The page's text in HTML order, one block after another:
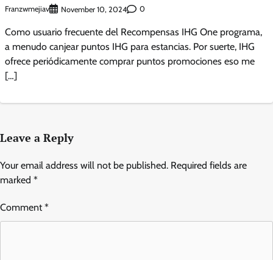
Franzwmejiav November 10, 2024 0
Como usuario frecuente del Recompensas IHG One programa,
a menudo canjear puntos IHG para estancias. Por suerte, IHG
ofrece periódicamente comprar puntos promociones eso me
[…]
Leave a Reply
Your email address will not be published. Required fields are
marked *
Comment*